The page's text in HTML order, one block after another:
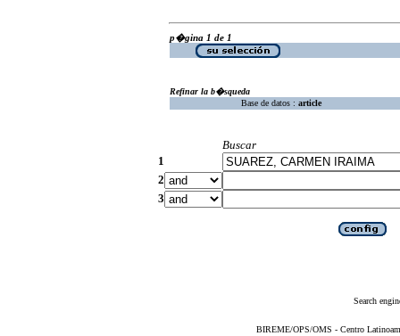
p�gina 1 de 1
Refinar la b�squeda
Base de datos : article
Buscar
1
2
3
Search
BIREME/OPS/OMS - Centro